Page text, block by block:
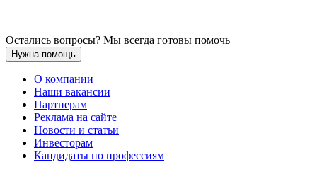
Остались вопросы? Мы всегда готовы помочь
Нужна помощь
О компании
Наши вакансии
Партнерам
Реклама на сайте
Новости и статьи
Инвесторам
Кандидаты по профессиям